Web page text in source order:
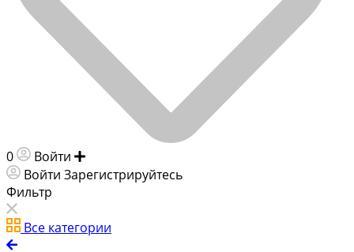
0 Войти
Войти Зарегистрируйтесь
Фильтр
Все категории